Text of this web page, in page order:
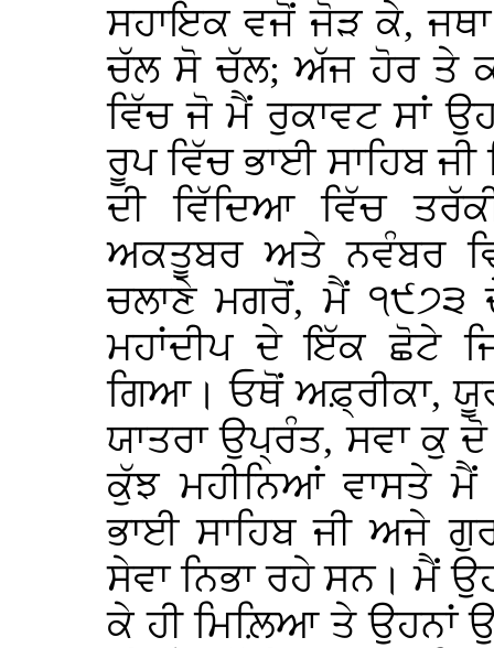
ਸਹਾਇਕ ਵਜੋਂ ਜੋੜ ਕੇ,
ਚੱਲ ਸੋ ਚੱਲ; ਅੱਜ ਹੋਰ ਤੇ
ਵਿੱਚ ਜੋ ਮੈਂ ਰੁਕਾਵਟ ਸਾਂ
ਰੂਪ ਵਿੱਚ ਭਾਈ ਸਾਹਿਬ
ਦੀ ਵਿੱਦਿਆ ਵਿੱਚ
ਅਕਤੂਬਰ ਅਤੇ ਨਵੰਬਰ
ਚਲਾਣੇ ਮਗਰੋਂ, ਮੈਂ ੧੯੭੩
ਮਹਾਂਦੀਪ ਦੇ ਇੱਕ ਛੋਟੇ
ਗਿਆ। ਓਥੋਂ ਅਫ਼੍ਰੀਕਾ,
ਯਾਤਰਾ ਉਪ੍ਰੰਤ, ਸਵਾ ਕੁ
ਕੁੱਝ ਮਹੀਨਿਆਂ ਵਾਸਤੇ
ਭਾਈ ਸਾਹਿਬ ਜੀ ਅਜੇ
ਸੇਵਾ ਨਿਭਾ ਰਹੇ ਸਨ। ਮੈਂ
ਕੇ ਹੀ ਮਿਲ਼ਿਆ ਤੇ ਉਹਨਾਂ